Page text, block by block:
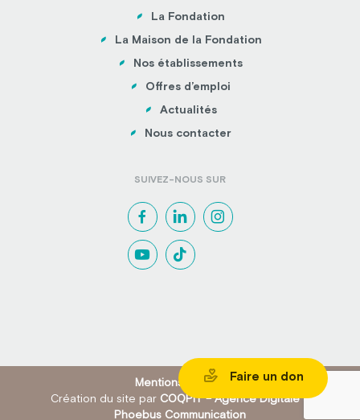
La Fondation
La Maison de la Fondation
Nos établissements
Offres d’emploi
Actualités
Nous contacter
SUIVEZ-NOUS SUR
Mentions légales
Création du site par COQPIT – Agence Digitale&
Phoebus Communication
Faire un don